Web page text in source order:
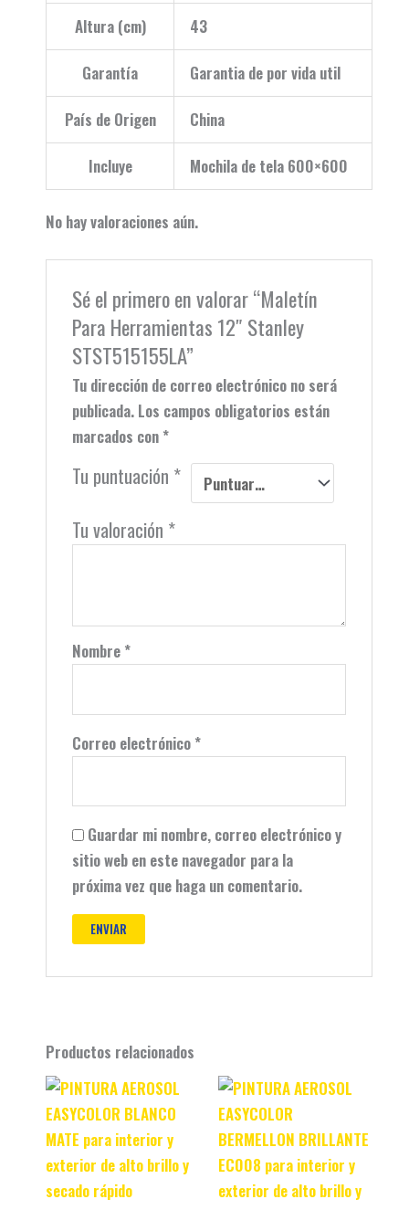
Altura (cm) 43
Garantía Garantia de por vida util
País de Origen China
Incluye Mochila de tela 600×600
No hay valoraciones aún.
Sé el primero en valorar “Maletín
Para Herramientas 12″ Stanley
STST515155LA”
Tu dirección de correo electrónico no será
publicada. Los campos obligatorios están
marcados con *
Tu puntuación *
Tu valoración *
Nombre *
Correo electrónico *
Guardar mi nombre, correo electrónico y
sitio web en este navegador para la
próxima vez que haga un comentario.
Productos relacionados